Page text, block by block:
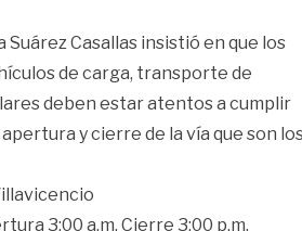
Suárez Casallas insistió en que los
de carga, transporte de
deben estar atentos a cumplir
y cierre de la vía que son
3:00 a.m. Cierre 3:00 p.m.